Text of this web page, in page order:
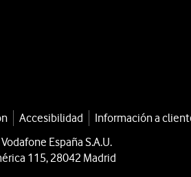
Accesibilidad Información a
España S.A.U.
115, 28042 Madrid